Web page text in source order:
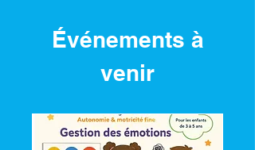
Événements à
venir